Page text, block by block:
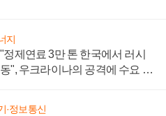
지
정제연료 3만 톤 한국에서 러시
", 우크라이나의 공격에 수요 늘
·정보통신